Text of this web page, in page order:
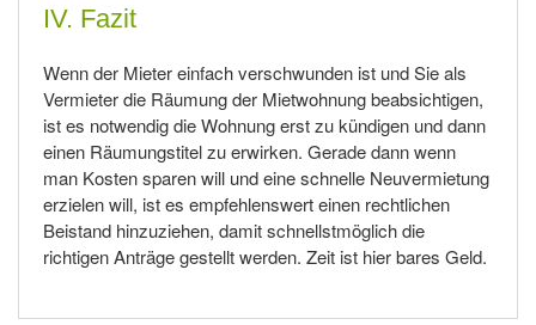
IV. Fazit
Wenn der Mieter einfach verschwunden ist und Sie als
Vermieter die Räumung der Mietwohnung beabsichtigen,
ist es notwendig die Wohnung erst zu kündigen und dann
einen Räumungstitel zu erwirken. Gerade dann wenn
man Kosten sparen will und eine schnelle Neuvermietung
erzielen will, ist es empfehlenswert einen rechtlichen
Beistand hinzuziehen, damit schnellstmöglich die
richtigen Anträge gestellt werden. Zeit ist hier bares Geld.